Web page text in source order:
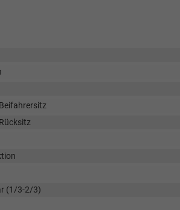
(1/3-2/3)